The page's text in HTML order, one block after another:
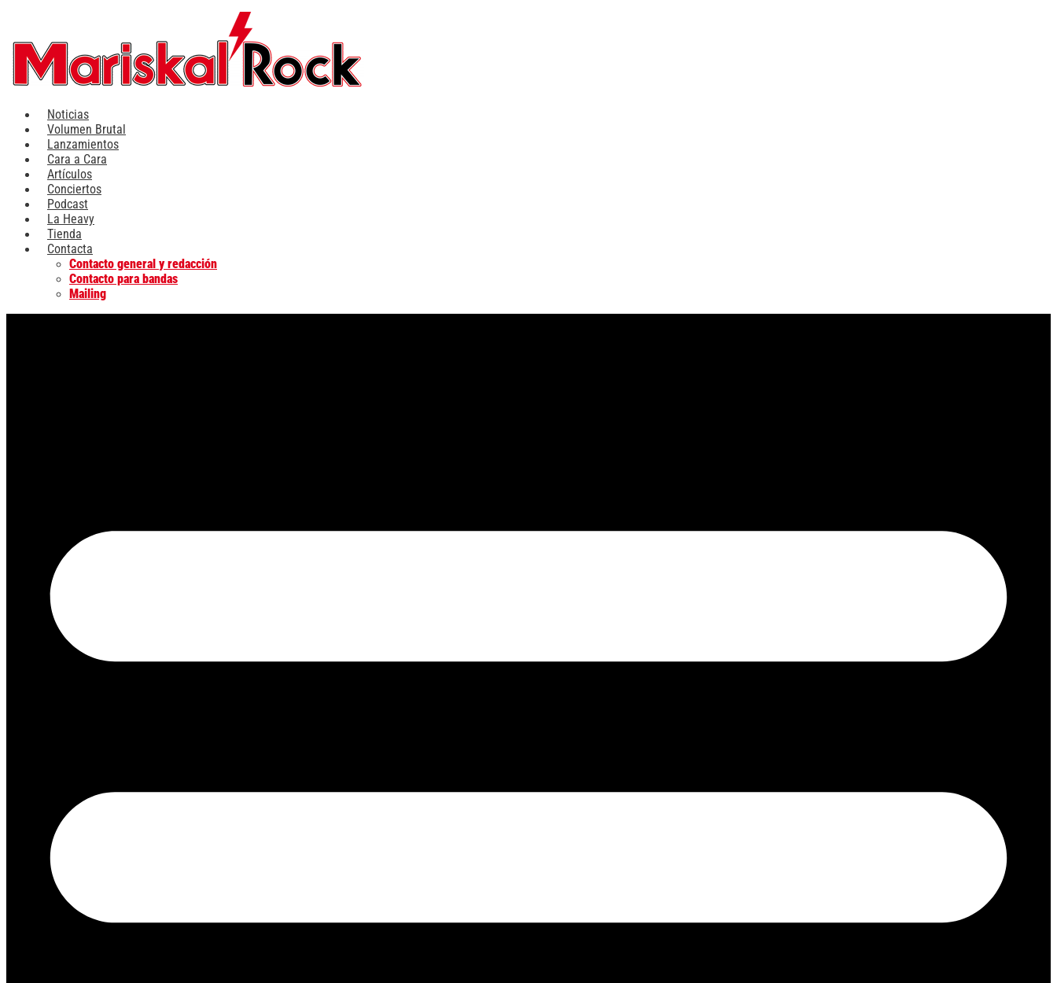
contenido
Noticias
Volumen Brutal
Lanzamientos
Cara a Cara
Artículos
Conciertos
Podcast
La Heavy
Tienda
Contacta
Contacto general y redacción
Contacto para bandas
Mailing